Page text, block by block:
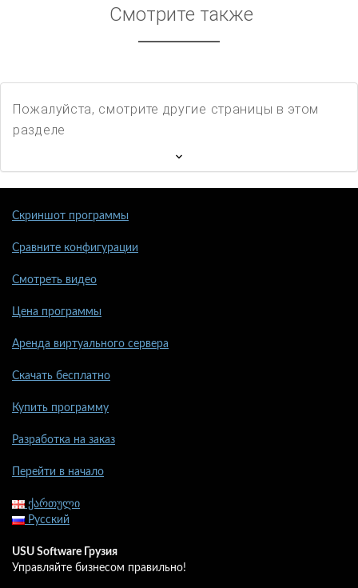
Смотрите также
Пожалуйста, смотрите другие страницы в этом
разделе
Скриншот программы
Сравните конфигурации
Смотреть видео
Цена программы
Аренда виртуального сервера
Скачать бесплатно
Купить программу
Разработка на заказ
Перейти в начало
ქართული
Русский
USU Software Грузия
Управляйте бизнесом правильно!